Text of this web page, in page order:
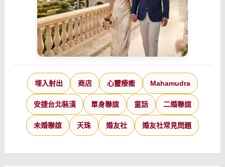
埋入射出 商店 心靈療癒 Mahamudra
安捷台北裝潢 單身聯誼 童話 二婚聯誼
未婚聯誼 天珠 婚友社 婚友社常見問題